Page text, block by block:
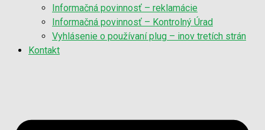
Informačná povinnosť – reklamácie
Informačná povinnosť – Kontrolný Úrad
Vyhlásenie o používaní plug – inov tretích strán
Kontakt